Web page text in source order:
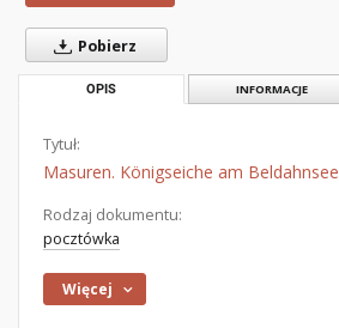
Pobierz
OPIS INFORMACJE
Tytuł:
Masuren. Königseiche am Beldahnsee
Rodzaj dokumentu:
pocztówka
Więcej